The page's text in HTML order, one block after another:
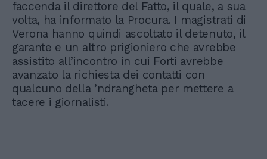
faccenda il direttore del Fatto, il quale, a sua
volta, ha informato la Procura. I magistrati di
Verona hanno quindi ascoltato il detenuto, il
garante e un altro prigioniero che avrebbe
assistito all’incontro in cui Forti avrebbe
avanzato la richiesta dei contatti con
qualcuno della ’ndrangheta per mettere a
tacere i giornalisti.